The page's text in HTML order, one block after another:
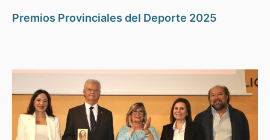
Premios Provinciales del Deporte 2025